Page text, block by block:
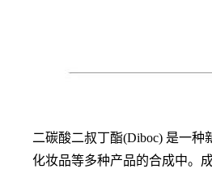
二碳酸二叔丁酯(Diboc) 是一种
化妆品等多种产品的合成中。